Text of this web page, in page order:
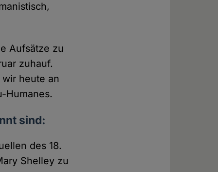
Aufsätze zu
zuhauf.
heute an
Humanes.
sind:
des 18.
Shelley zu